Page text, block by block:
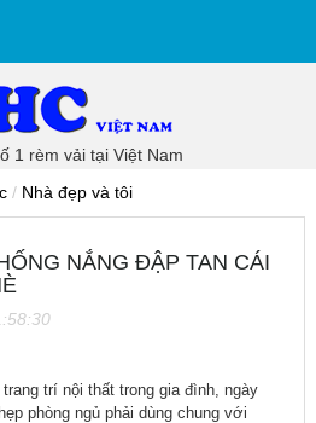
1 rèm vải tại Việt Nam
/ Nhà đẹp và tôi
NẮNG ĐẬP TAN CÁI
trí nội thất trong gia đình, ngày
phòng ngủ phải dùng chung với